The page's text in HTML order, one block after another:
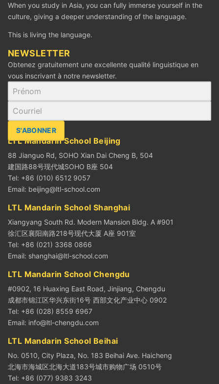
When you study in Asia, you can fully immerse yourself in the
culture, giving a deeper understanding of the language.
This is living the language.
‪NEWSLETTER
Obtenez gratuitement une excellente qualité linguistique en
vous inscrivant à notre newsletter.
S'ABONNER
LTL Mandarin School Beijing
88 Jianguo Rd, SOHO Xian Dai Cheng B, 504
建国路88号现代城SOHO B座 504
Tel: +86 (010) 6512 9057
Email: beijing@ltl-school.com
LTL Mandarin School Shanghai
Xiangyang South Rd. Modern Mansion Bldg. A #901
徐汇区襄阳南路218号现代大厦 A座 901室
Tel: +86 (021) 3368 0866
Email: shanghai@ltl-school.com
LTL Mandarin School Chengdu
#0902, 16 Huaxing East Road, Jinjiang, Chengdu
成都市锦江区华兴东街16号 西部文化产业中心 0902
Tel: +86 (028) 8559 6967
Email: info@ltl-chengdu.com
LTL Mandarin School Beihai
No. 0510, City Plaza, No. 183 Beihai Ave. Haicheng
北海市海城区北海大道183号城市购物广场 0510号
Tel: +86 (077) 9383 3243